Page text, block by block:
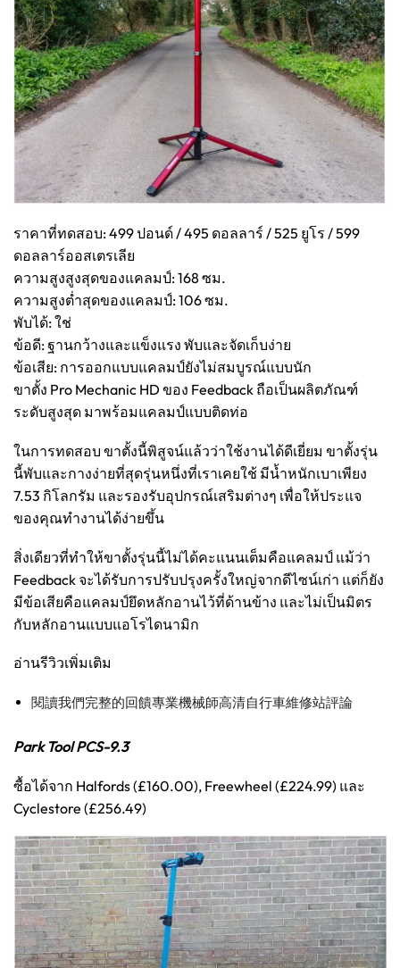
ราคาที่ทดสอบ: 499 ปอนด์ / 495 ดอลลาร์ / 525 ยูโร / 599
ดอลลาร์ออสเตรเลีย
ความสูงสูงสุดของแคลมป์: 168 ซม.
ความสูงต่ำสุดของแคลมป์: 106 ซม.
พับได้: ใช่
ข้อดี: ฐานกว้างและแข็งแรง พับและจัดเก็บง่าย
ข้อเสีย: การออกแบบแคลมป์ยังไม่สมบูรณ์แบบนัก
ขาตั้ง Pro Mechanic HD ของ Feedback ถือเป็นผลิตภัณฑ์
ระดับสูงสุด มาพร้อมแคลมป์แบบติดท่อ
ในการทดสอบ ขาตั้งนี้พิสูจน์แล้วว่าใช้งานได้ดีเยี่ยม ขาตั้งรุ่น
นี้พับและกางง่ายที่สุดรุ่นหนึ่งที่เราเคยใช้ มีน้ำหนักเบาเพียง
7.53 กิโลกรัม และรองรับอุปกรณ์เสริมต่างๆ เพื่อให้ประแจ
ของคุณทำงานได้ง่ายขึ้น
สิ่งเดียวที่ทำให้ขาตั้งรุ่นนี้ไม่ได้คะแนนเต็มคือแคลมป์ แม้ว่า
Feedback จะได้รับการปรับปรุงครั้งใหญ่จากดีไซน์เก่า แต่ก็ยัง
มีข้อเสียคือแคลมป์ยึดหลักอานไว้ที่ด้านข้าง และไม่เป็นมิตร
กับหลักอานแบบแอโรไดนามิก
อ่านรีวิวเพิ่มเติม
閱讀我們完整的回饋專業機械師高清自行車維修站評論
Park Tool PCS-9.3
ซื้อได้จาก Halfords (£160.00), Freewheel (£224.99) และ
Cyclestore (£256.49)